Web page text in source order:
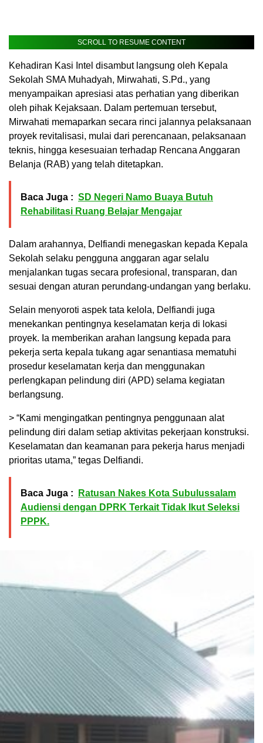
SCROLL TO RESUME CONTENT
Kehadiran Kasi Intel disambut langsung oleh Kepala
Sekolah SMA Muhadyah, Mirwahati, S.Pd., yang
menyampaikan apresiasi atas perhatian yang diberikan
oleh pihak Kejaksaan. Dalam pertemuan tersebut,
Mirwahati memaparkan secara rinci jalannya pelaksanaan
proyek revitalisasi, mulai dari perencanaan, pelaksanaan
teknis, hingga kesesuaian terhadap Rencana Anggaran
Belanja (RAB) yang telah ditetapkan.
Baca Juga : SD Negeri Namo Buaya Butuh
Rehabilitasi Ruang Belajar Mengajar
Dalam arahannya, Delfiandi menegaskan kepada Kepala
Sekolah selaku pengguna anggaran agar selalu
menjalankan tugas secara profesional, transparan, dan
sesuai dengan aturan perundang-undangan yang berlaku.
Selain menyoroti aspek tata kelola, Delfiandi juga
menekankan pentingnya keselamatan kerja di lokasi
proyek. Ia memberikan arahan langsung kepada para
pekerja serta kepala tukang agar senantiasa mematuhi
prosedur keselamatan kerja dan menggunakan
perlengkapan pelindung diri (APD) selama kegiatan
berlangsung.
> “Kami mengingatkan pentingnya penggunaan alat
pelindung diri dalam setiap aktivitas pekerjaan konstruksi.
Keselamatan dan keamanan para pekerja harus menjadi
prioritas utama,” tegas Delfiandi.
Baca Juga :
Ratusan Nakes Kota Subulussalam
Audiensi dengan DPRK Terkait Tidak Ikut Seleksi
PPPK.